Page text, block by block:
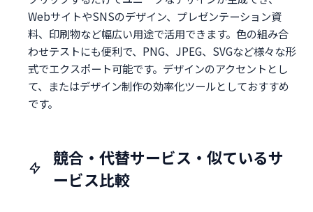
WebサイトやSNSのデザイン、プレゼンテーション資
料、印刷物など幅広い用途で活用できます。色の組み合
わせテストにも便利で、PNG、JPEG、SVGなど様々な形
式でエクスポート可能です。デザインのアクセントとし
て、またはデザイン制作の効率化ツールとしておすすめ
です。
競合・代替サービス・似ているサ
ービス比較